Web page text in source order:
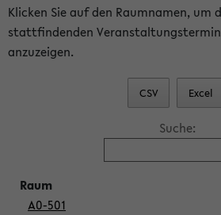
Klicken Sie auf den Raumnamen, um
stattfindenden
anzuzeigen.
CSV Excel
Suche:
A0-501